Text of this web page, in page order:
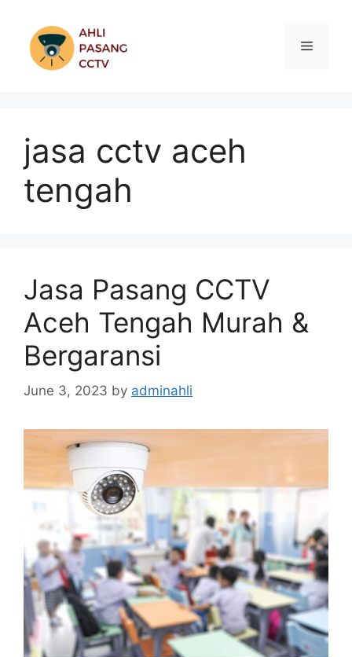
content
Menu
jasa cctv aceh
tengah
Jasa Pasang CCTV
Aceh Tengah Murah &
Bergaransi
June 3, 2023 by adminahli